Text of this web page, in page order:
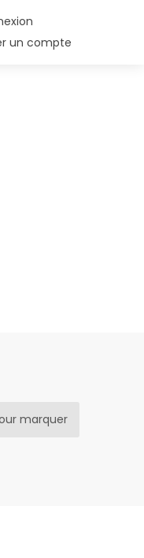
un compte
marquer